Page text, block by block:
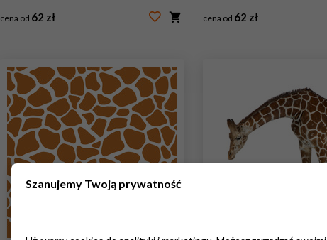
cena od 62 zł cena od 62 zł
Szanujemy Twoją prywatność